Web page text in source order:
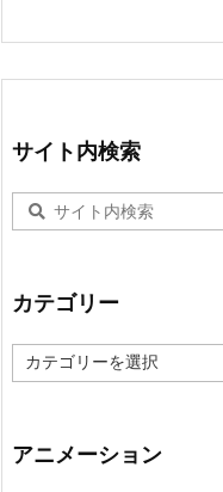
サイト内検索
カテゴリー
テ
ー
アニメーション